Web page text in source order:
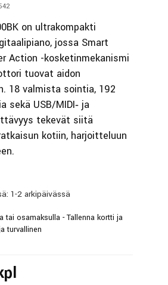
on ultrakompakti
jossa Smart
Action -kosketinmekanismi
tuovat aidon
18 valmista sointia, 192
sekä USB/MIDI‑ ja
tekevät siitä
kotiin, harjoitteluun
1-2 arkipäivässä
tai osamaksulla - Tallenna kortti ja
turvallinen